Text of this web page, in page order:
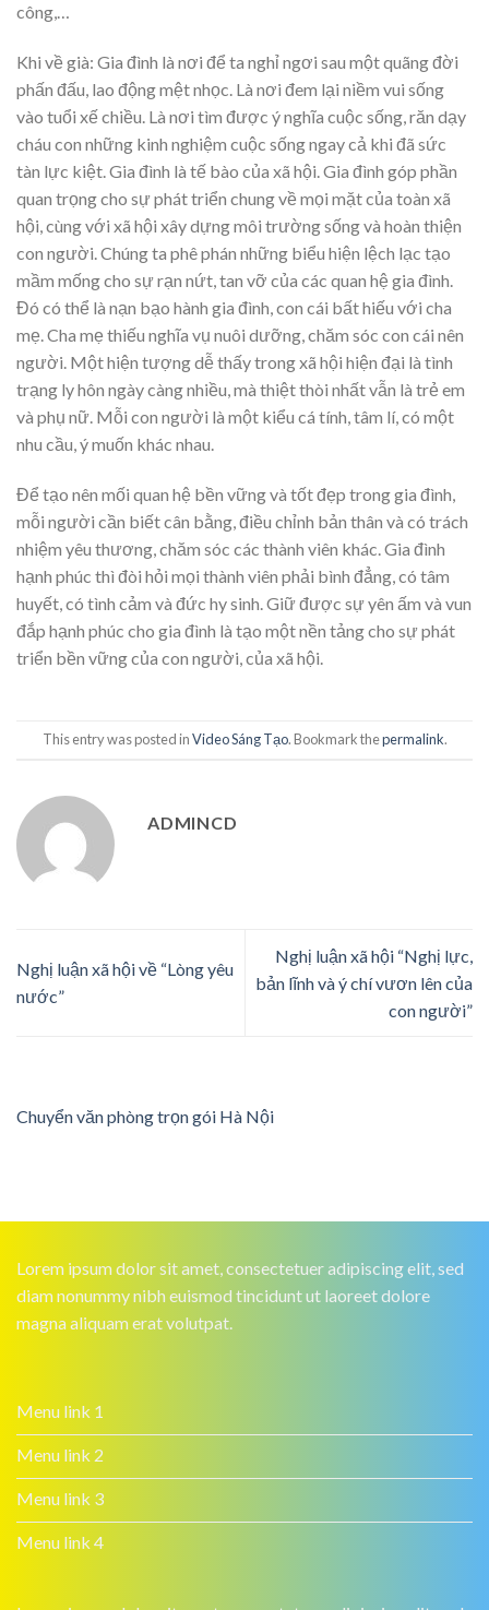
công,…
Khi về già: Gia đình là nơi để ta nghỉ ngơi sau một quãng đời
phấn đấu, lao động mệt nhọc. Là nơi đem lại niềm vui sống
vào tuổi xế chiều. Là nơi tìm được ý nghĩa cuộc sống, răn dạy
cháu con những kinh nghiệm cuộc sống ngay cả khi đã sức
tàn lực kiệt. Gia đình là tế bào của xã hội. Gia đình góp phần
quan trọng cho sự phát triển chung về mọi mặt của toàn xã
hội, cùng với xã hội xây dựng môi trường sống và hoàn thiện
con người. Chúng ta phê phán những biểu hiện lệch lạc tạo
mầm mống cho sự rạn nứt, tan vỡ của các quan hệ gia đình.
Đó có thể là nạn bạo hành gia đình, con cái bất hiếu với cha
mẹ. Cha mẹ thiếu nghĩa vụ nuôi dưỡng, chăm sóc con cái nên
người. Một hiện tượng dễ thấy trong xã hội hiện đại là tình
trạng ly hôn ngày càng nhiều, mà thiệt thòi nhất vẫn là trẻ em
và phụ nữ. Mỗi con người là một kiểu cá tính, tâm lí, có một
nhu cầu, ý muốn khác nhau.
Để tạo nên mối quan hệ bền vững và tốt đẹp trong gia đình,
mỗi người cần biết cân bằng, điều chỉnh bản thân và có trách
nhiệm yêu thương, chăm sóc các thành viên khác. Gia đình
hạnh phúc thì đòi hỏi mọi thành viên phải bình đẳng, có tâm
huyết, có tình cảm và đức hy sinh. Giữ được sự yên ấm và vun
đắp hạnh phúc cho gia đình là tạo một nền tảng cho sự phát
triển bền vững của con người, của xã hội.
This entry was posted inVideo Sáng Tạo. Bookmark thepermalink.
ADMINCD
Nghị luận xã hội về “Lòng yêu
nước”
Nghị luận xã hội “Nghị lực,
bản lĩnh và ý chí vươn lên của
con người”
Chuyển văn phòng trọn gói Hà Nội
Lorem ipsum dolor sit amet, consectetuer adipiscing elit, sed
diam nonummy nibh euismod tincidunt ut laoreet dolore
magna aliquam erat volutpat.
Menu link 1
Menu link 2
Menu link 3
Menu link 4